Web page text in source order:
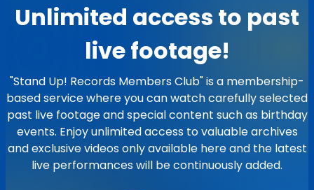
Unlimited access to past
live footage!
"Stand Up! Records Members Club" is a membership-
based service where you can watch carefully selected
past live footage and special content such as birthday
events. Enjoy unlimited access to valuable archives
and exclusive videos only available here and the latest
live performances will be continuously added.